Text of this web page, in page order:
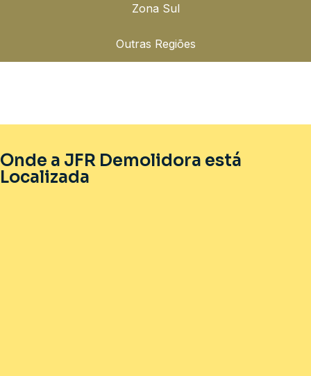
Zona Sul
Outras Regiões
Onde a JFR Demolidora está
Localizada